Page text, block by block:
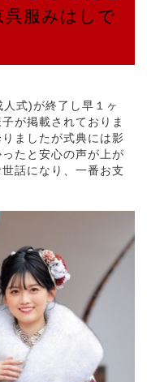
呉服みはしで
式)が終了し早１ヶ
が掲載されておりま
ましたが式典には影
たと安心の声が上が
話になり、一番お支